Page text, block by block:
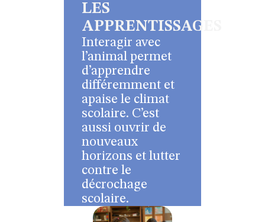
LES
APPRENTISSAGES
Interagir avec
l’animal permet
d’apprendre
différemment et
apaise le climat
scolaire. C’est
aussi ouvrir de
nouveaux
horizons et lutter
contre le
décrochage
scolaire.